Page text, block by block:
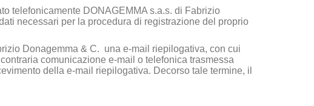
telefonicamente DONAGEMMA s.a.s. di Fabrizio
necessari per la procedura di registrazione del proprio
Donagemma & C. una e-mail riepilogativa, con cui
comunicazione e-mail o telefonica trasmessa
della e-mail riepilogativa. Decorso tale termine, il